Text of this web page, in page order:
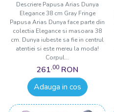
Descriere Papusa Arias Dunya
Elegance 38 cm Gray Fringe
Papusa Arias Dunya face parte din
colectia Elegance si masoara 38
cm. Dunya iubeste sa fie in centrul
atentiei si este mereu la moda!
Corpul...
261,00 RON
Adauga in cos